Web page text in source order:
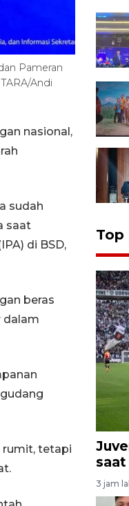
Pameran
Andi
nasional,
sudah
saat
di BSD,
beras
dalam
rumit, tetapi
Top
3 jam